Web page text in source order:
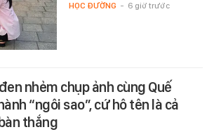
HỌC ĐƯỜNG - 6 giờ trước
nhẻm chụp ảnh cùng Quế
“ngôi sao”, cứ hô tên là cả
thắng